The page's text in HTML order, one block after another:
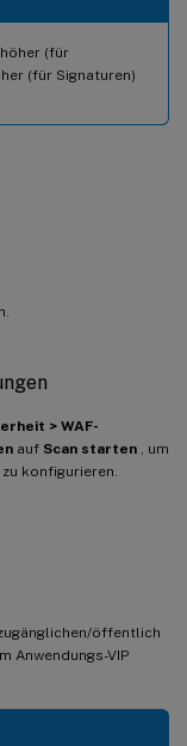
höher (für
(für Signaturen)
> WAF-
auf Scan starten , um
konfigurieren.
öffentlich
Anwendungs-VIP